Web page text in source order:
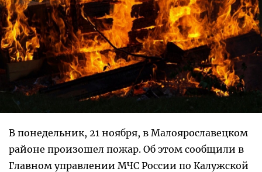
В понедельник, 21 ноября, в Малоярославецком
районе произошел пожар. Об этом сообщили в
Главном управлении МЧС России по Калужской